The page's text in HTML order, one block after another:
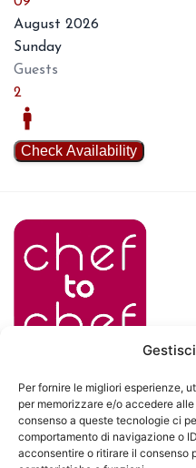
Per fornire le migliori esperienze,
per memorizzare e/o accedere
consenso a queste tecnologie ci
comportamento di navigazione o
acconsentire o ritirare il consenso